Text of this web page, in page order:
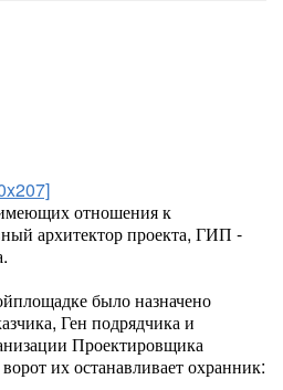
отношения к
архитектор проекта, ГИП -
было назначено
Ген подрядчика и
Проектировщика
их останавливает охранник: